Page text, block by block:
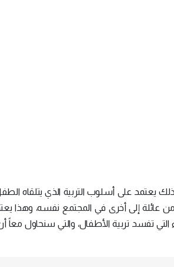
يعتمد على أسلوب التربية الذي يتلقاه
من عائلة إلى أخرى في المجتمع نفسه، وهذا
تفسد تربية الأطفال، والتي سنحاول معاً